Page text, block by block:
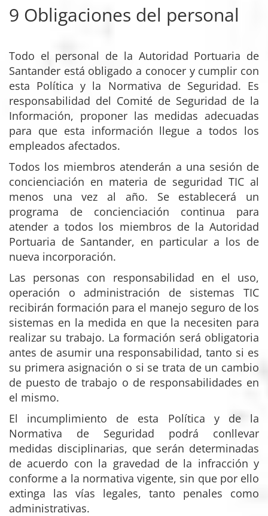
9 Obligaciones del personal
Todo el personal de la Autoridad Portuaria de
Santander está obligado a conocer y cumplir con
esta Política y la Normativa de Seguridad. Es
responsabilidad del Comité de Seguridad de la
Información, proponer las medidas adecuadas
para que esta información llegue a todos los
empleados afectados.
Todos los miembros atenderán a una sesión de
concienciación en materia de seguridad TIC al
menos una vez al año. Se establecerá un
programa de concienciación continua para
atender a todos los miembros de la Autoridad
Portuaria de Santander, en particular a los de
nueva incorporación.
Las personas con responsabilidad en el uso,
operación o administración de sistemas TIC
recibirán formación para el manejo seguro de los
sistemas en la medida en que la necesiten para
realizar su trabajo. La formación será obligatoria
antes de asumir una responsabilidad, tanto si es
su primera asignación o si se trata de un cambio
de puesto de trabajo o de responsabilidades en
el mismo.
El incumplimiento de esta Política y de la
Normativa de Seguridad podrá conllevar
medidas disciplinarias, que serán determinadas
de acuerdo con la gravedad de la infracción y
conforme a la normativa vigente, sin que por ello
extinga las vías legales, tanto penales como
administrativas.